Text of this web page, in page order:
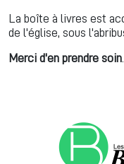
La boîte à livres est
de l'église, sous
Merci d'en prendre soin